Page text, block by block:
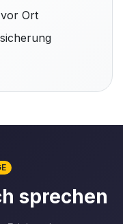
Ort
sprechen